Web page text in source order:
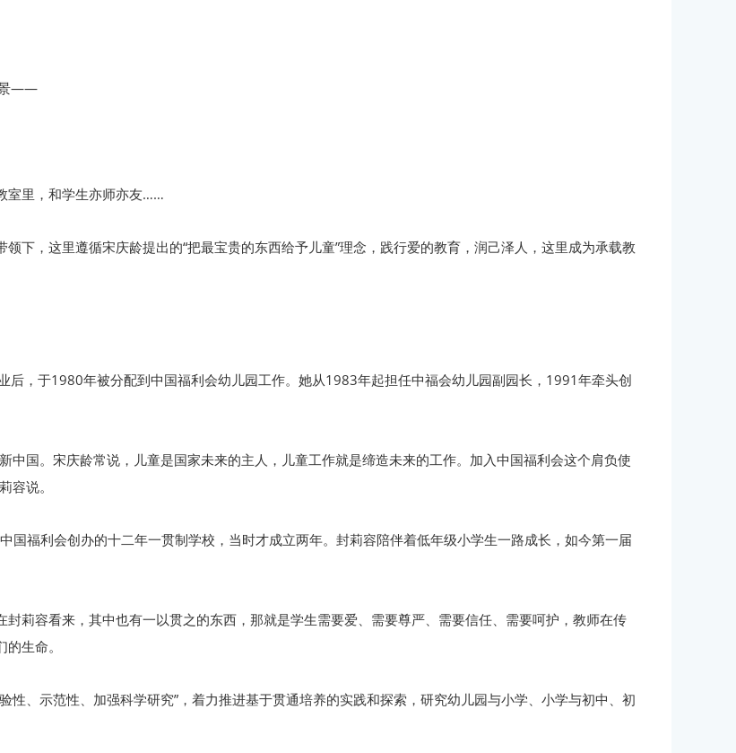
景——
室里，和学生亦师亦友……
下，这里遵循宋庆龄提出的“把最宝贵的东西给予儿童”理念，践行爱的教育，润己泽人，这里成为承载教
后，于1980年被分配到中国福利会幼儿园工作。她从1983年起担任中福会幼儿园副园长，1991年牵头创
中国。宋庆龄常说，儿童是国家未来的主人，儿童工作就是缔造未来的工作。加入中国福利会这个肩负使
容说。
国福利会创办的十二年一贯制学校，当时才成立两年。封莉容陪伴着低年级小学生一路成长，如今第一届
莉容看来，其中也有一以贯之的东西，那就是学生需要爱、需要尊严、需要信任、需要呵护，教师在传
生命。
、示范性、加强科学研究”，着力推进基于贯通培养的实践和探索，研究幼儿园与小学、小学与初中、初